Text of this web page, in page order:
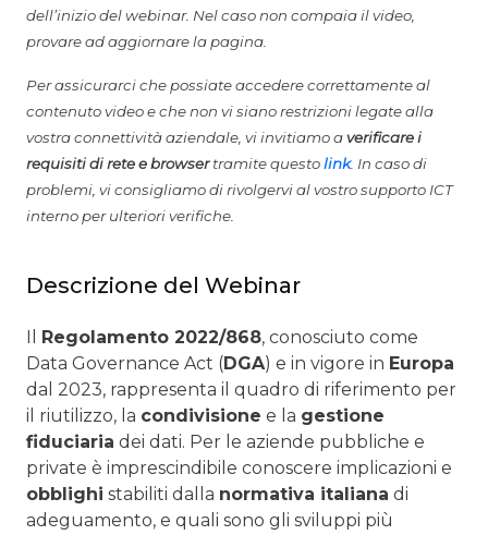
dell’inizio del webinar. Nel caso non compaia il video,
provare ad aggiornare la pagina.
Per assicurarci che possiate accedere correttamente al
contenuto video e che non vi siano restrizioni legate alla
vostra connettività aziendale, vi invitiamo averificare i
requisiti di rete e browsertramite questolink. In caso di
problemi, vi consigliamo di rivolgervi al vostro supporto ICT
interno per ulteriori verifiche.
Descrizione del Webinar
Regolamento 2022/868, conosciuto come
Data Governance Act (DGA) e in vigore in Europa
dal 2023, rappresenta il quadro di riferimento per
il riutilizzo, la condivisione e la gestione
fiduciaria dei dati. Per le aziende pubbliche e
private è imprescindibile conoscere implicazioni e
obblighi stabiliti dalla normativa italiana di
adeguamento, e quali sono gli sviluppi più